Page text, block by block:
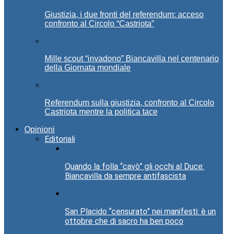
Giustizia, i due fronti del referendum: acceso
confronto al Circolo “Castriota”
Mille scout “invadono” Biancavilla nel centenario
della Giornata mondiale
Referendum sulla giustizia, confronto al Circolo
Castriota mentre la politica tace
Opinioni
Editoriali
Quando la folla “cavò” gli occhi al Duce:
Biancavilla da sempre antifascista
San Placido “censurato” nei manifesti: è un
ottobre che di sacro ha ben poco